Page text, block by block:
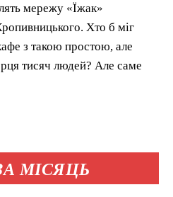
МІСЯЦЬ
мережу «Їжак»
Хто б міг
з такою простою, але
тисяч людей? Але саме